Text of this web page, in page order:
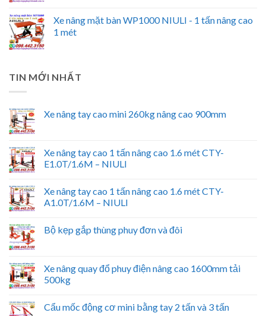
Xe nâng mặt bàn WP1000 NIULI - 1 tấn nâng cao
1 mét
TIN MỚI NHẤT
Xe nâng tay cao mini 260kg nâng cao 900mm
Xe nâng tay cao 1 tấn nâng cao 1.6 mét CTY-
E1.0T/1.6M – NIULI
Xe nâng tay cao 1 tấn nâng cao 1.6 mét CTY-
A1.0T/1.6M – NIULI
Bộ kẹp gắp thùng phuy đơn và đôi
Xe nâng quay đổ phuy điện nâng cao 1600mm tải
500kg
Cẩu mốc động cơ mini bằng tay 2 tấn và 3 tấn